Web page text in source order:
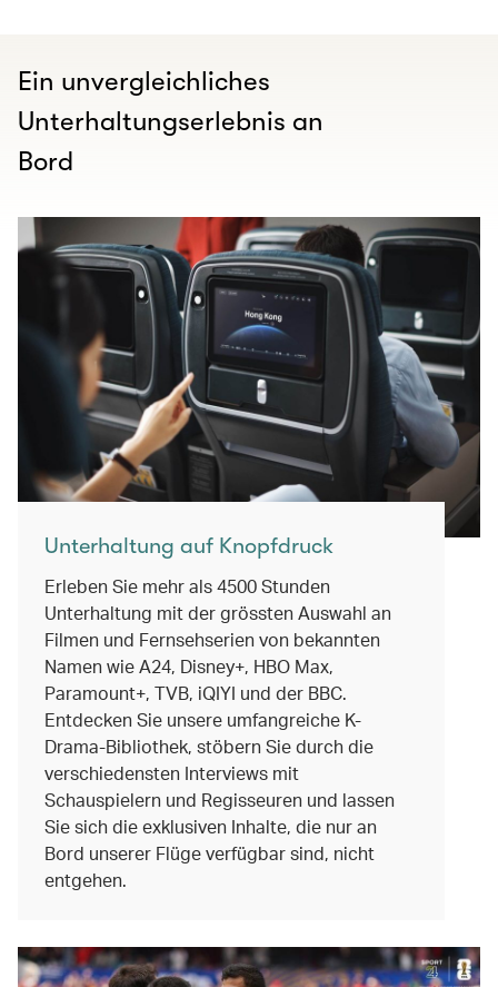
Ein unvergleichliches
Unterhaltungserlebnis an
Bord
Unterhaltung auf Knopfdruck
Erleben Sie mehr als 4500 Stunden
Unterhaltung mit der grössten Auswahl an
Filmen und Fernsehserien von bekannten
Namen wie A24, Disney+, HBO Max,
Paramount+, TVB, iQIYI und der BBC.
Entdecken Sie unsere umfangreiche K-
Drama-Bibliothek, stöbern Sie durch die
verschiedensten Interviews mit
Schauspielern und Regisseuren und lassen
Sie sich die exklusiven Inhalte, die nur an
Bord unserer Flüge verfügbar sind, nicht
entgehen.